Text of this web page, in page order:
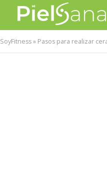
SoyFitness» Pasos para realizar